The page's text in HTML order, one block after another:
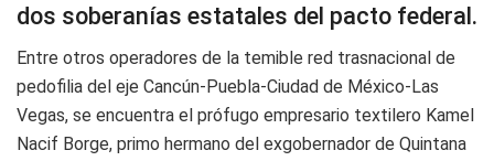
dos soberanías estatales del pacto federal.
Entre otros operadores de la temible red trasnacional de
pedofilia del eje Cancún-Puebla-Ciudad de México-Las
Vegas, se encuentra el prófugo empresario textilero Kamel
Nacif Borge, primo hermano del exgobernador de Quintana